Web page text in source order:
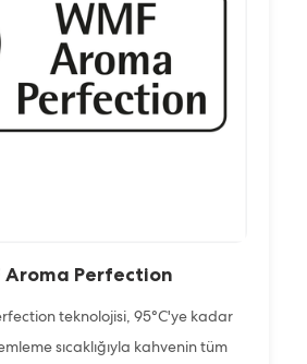
Aroma Perfection
teknolojisi, 95°C'ye kadar
sıcaklığıyla kahvenin tüm